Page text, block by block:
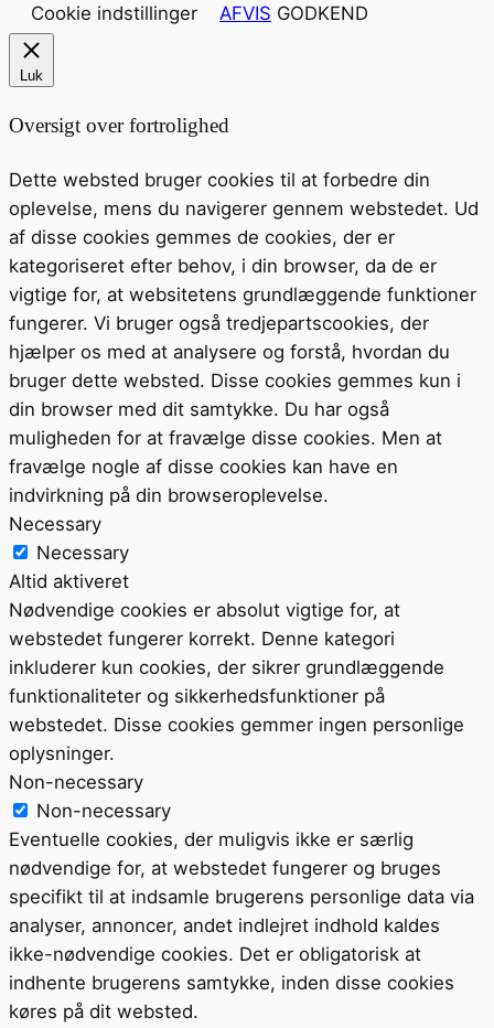
Cookie indstillinger
AFVIS GODKEND
Luk
Oversigt over fortrolighed
Dette websted bruger cookies til at forbedre din
oplevelse, mens du navigerer gennem webstedet. Ud
af disse cookies gemmes de cookies, der er
kategoriseret efter behov, i din browser, da de er
vigtige for, at websitetens grundlæggende funktioner
fungerer. Vi bruger også tredjepartscookies, der
hjælper os med at analysere og forstå, hvordan du
bruger dette websted. Disse cookies gemmes kun i
din browser med dit samtykke. Du har også
muligheden for at fravælge disse cookies. Men at
fravælge nogle af disse cookies kan have en
indvirkning på din browseroplevelse.
Necessary
Necessary
Altid aktiveret
Nødvendige cookies er absolut vigtige for, at
webstedet fungerer korrekt. Denne kategori
inkluderer kun cookies, der sikrer grundlæggende
funktionaliteter og sikkerhedsfunktioner på
webstedet. Disse cookies gemmer ingen personlige
oplysninger.
Non-necessary
Non-necessary
Eventuelle cookies, der muligvis ikke er særlig
nødvendige for, at webstedet fungerer og bruges
specifikt til at indsamle brugerens personlige data via
analyser, annoncer, andet indlejret indhold kaldes
ikke-nødvendige cookies. Det er obligatorisk at
indhente brugerens samtykke, inden disse cookies
køres på dit websted.